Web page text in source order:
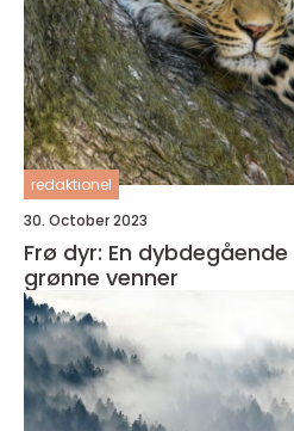
redaktionel
30. October 2023
Frø dyr: En
grønne venner